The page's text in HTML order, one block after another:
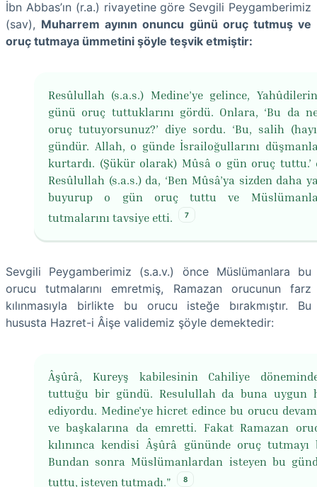
İbn Abbas’ın (r.a.) rivayetine göre Sevgili Peygamberimiz
(sav), Muharrem ayının onuncu günü oruç tutmuş ve
oruç tutmaya ümmetini şöyle teşvik etmiştir:
Resûlullah (s.a.s.) Medine’ye gelince,
günü oruç tuttuklarını gördü. Onlara, ‘Bu da
oruç tutuyorsunuz?’ diye sordu. ‘Bu, salih
gündür. Allah, o günde İsrailoğullarını
kurtardı. (Şükür olarak) Mûsâ o gün oruç tuttu.’
Resûlullah (s.a.s.) da, ‘Ben Mûsâ’ya sizden daha
buyurup o gün oruç tuttu ve
tutmalarını tavsiye etti.
7
Sevgili Peygamberimiz (s.a.v.) önce Müslümanlara bu
orucu tutmalarını emretmiş, Ramazan orucunun farz
kılınmasıyla birlikte bu orucu isteğe bırakmıştır. Bu
hususta Hazret-i Âişe validemiz şöyle demektedir:
Âşûrâ, Kureyş kabilesinin Cahiliye
tuttuğu bir gündü. Resulullah da buna uygun
ediyordu. Medine'ye hicret edince bu orucu
ve başkalarına da emretti. Fakat Ramazan
kılınınca kendisi Âşûrâ gününde oruç tutmayı
Bundan sonra Müslümanlardan isteyen bu
tuttu, isteyen tutmadı."
8